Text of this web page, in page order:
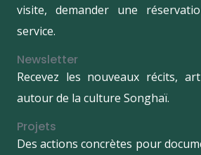
visite, demander une
service.
Newsletter
Recevez les nouveaux récits,
autour de la culture Songhaï.
Projets
Des actions concrètes pour